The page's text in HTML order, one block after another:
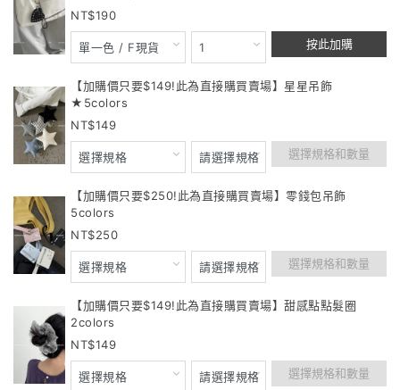
190
按此加購
【加購價只要$149!此為直接購買賣場】星星吊飾
★5colors
149
選擇規格和數量
【加購價只要$250!此為直接購買賣場】零錢包吊飾
5colors
250
選擇規格和數量
【加購價只要$149!此為直接購買賣場】甜感點點髮圈
2colors
149
選擇規格和數量